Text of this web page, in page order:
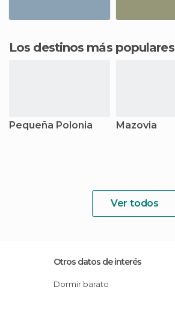
Los destinos más populares
Pequeña Polonia Mazovia
Ver todos
Otros datos de interés
Dormir barato